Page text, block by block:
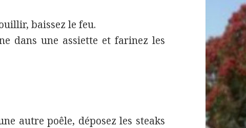
baissez le feu.
dans une assiette et farinez les
autre poêle, déposez les steaks